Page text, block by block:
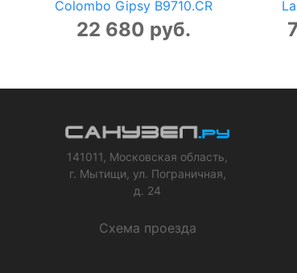
Colombo Gipsy B9710.CR
22 680 руб.
141011, Московская область,
г. Мытищи, ул. Пограничная,
д. 24
Схема проезда